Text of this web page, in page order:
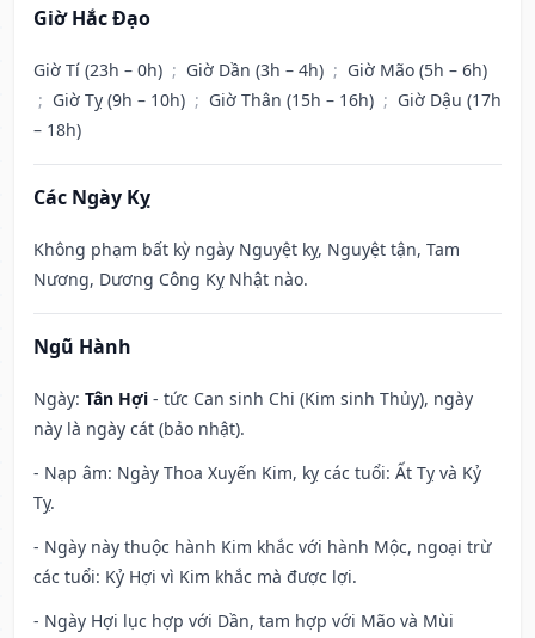
Giờ Hắc Đạo
Giờ Tí (23h – 0h) ; Giờ Dần (3h – 4h) ; Giờ Mão (5h – 6h)
; Giờ Tỵ (9h – 10h) ; Giờ Thân (15h – 16h) ; Giờ Dậu (17h
– 18h)
Các Ngày Kỵ
Không phạm bất kỳ ngày Nguyệt kỵ, Nguyệt tận, Tam
Nương, Dương Công Kỵ Nhật nào.
Ngũ Hành
Ngày: Tân Hợi - tức Can sinh Chi (Kim sinh Thủy), ngày
này là ngày cát (bảo nhật).
- Nạp âm: Ngày Thoa Xuyến Kim, kỵ các tuổi: Ất Tỵ và Kỷ
Tỵ.
- Ngày này thuộc hành Kim khắc với hành Mộc, ngoại trừ
các tuổi: Kỷ Hợi vì Kim khắc mà được lợi.
- Ngày Hợi lục hợp với Dần, tam hợp với Mão và Mùi